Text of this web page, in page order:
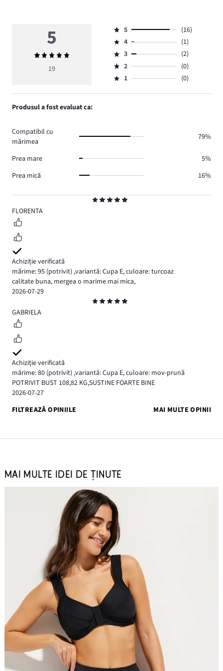
5
FLORENTA
Achiziție verificată
mărime: 95 (potrivit) ,variantă: Cupa E,culoare: turcoaz
calitate buna, mergea o marime mai mica,
2026-07-29
5
GABRIELA
Achiziție verificată
mărime: 80 (potrivit) ,variantă: Cupa E,culoare: mov-prună
POTRIVIT BUST 108,82 KG,SUSTINE FOARTE BINE
2026-07-27
FILTREAZĂ OPINIILE
MAI MULTE OPINII
5
Evaluarea
medie
19
Evaluare
5,
numărul
de
voturi
16.
5
(16)
Evaluare
4,
numărul
de
1.
4
(1)
Evaluare
3,
numărul
3
(2)
Evaluare
2,
2
(0)
Evaluare
1,
1 (0)
Produsul a fost evaluat ca:
Compatibil cu
mărimea
79%
Prea mare
5%
Prea mică
16%
MAI MULTE IDEI DE ȚINUTE